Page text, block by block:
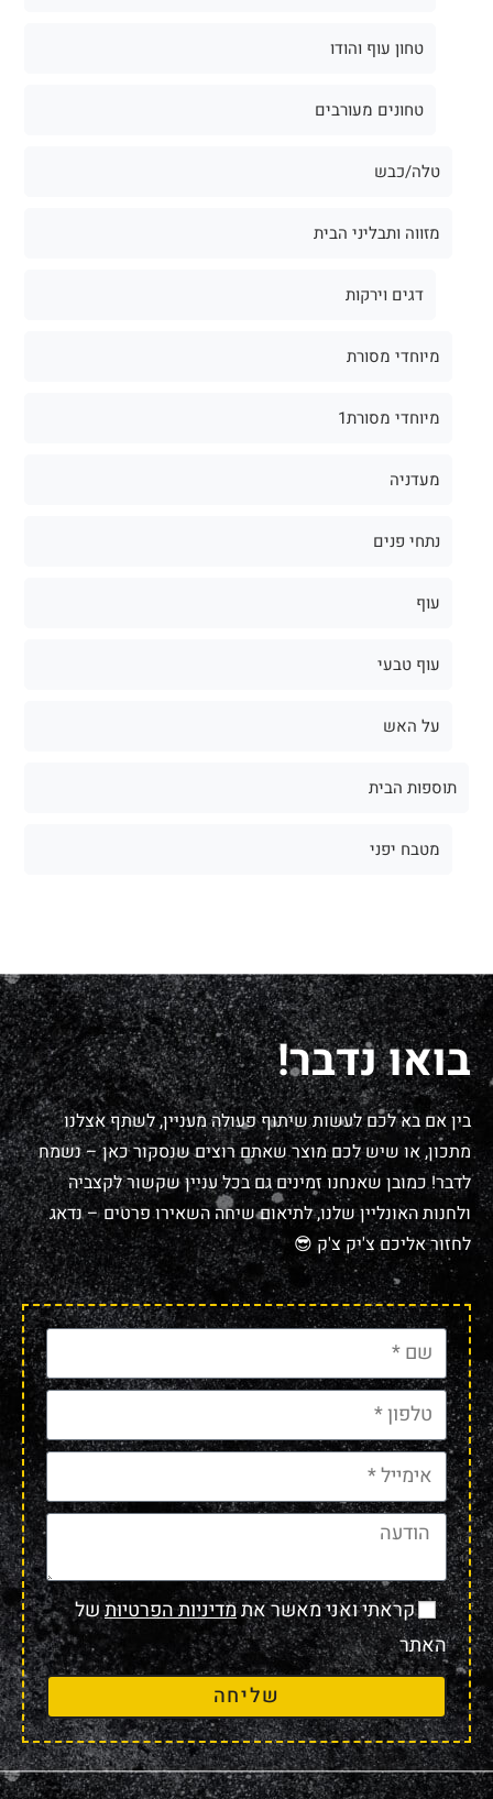
טחון עוף והודו
טחונים מעורבים
טלה/כבש
מזווה ותבליני הבית
דגים וירקות
מיוחדי מסורת
מיוחדי מסורת1
מעדניה
נתחי פנים
עוף
עוף טבעי
על האש
תוספות הבית
מטבח יפני
בואו נדבר!
בין אם בא לכם לעשות שיתוף פעולה מעניין, לשתף אצלנו
מתכון, או שיש לכם מוצר שאתם רוצים שנסקור כאן – נשמח
לדבר! כמובן שאנחנו זמינים גם בכל עניין שקשור לקצביה
ולחנות האונליין שלנו, לתיאום שיחה השאירו פרטים – נדאג
לחזור אליכם צ'יק צ'ק 😎
קראתי ואני מאשר אתמדיניות הפרטיותשל
האתר
שליחה